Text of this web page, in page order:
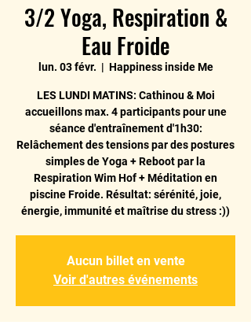
3/2 Yoga, Respiration &
Eau Froide
lun. 03 févr.
  |
Happiness inside Me
LES LUNDI MATINS: Cathinou & Moi
accueillons max. 4 participants pour une
séance d'entraînement d'1h30:
Relâchement des tensions par des postures
simples de Yoga + Reboot par la
Respiration Wim Hof + Méditation en
piscine Froide. Résultat: sérénité, joie,
énergie, immunité et maîtrise du stress :))
Aucun billet en vente
Voir d'autres événements